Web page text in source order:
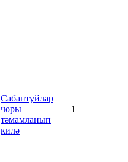
Сабантуйлар
чоры
тәмамланып
килә
1